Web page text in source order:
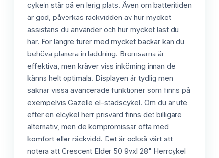
cykeln står på en lerig plats. Även om batteritiden
är god, påverkas räckvidden av hur mycket
assistans du använder och hur mycket last du
har. För längre turer med mycket backar kan du
behöva planera in laddning. Bromsarna är
effektiva, men kräver viss inkörning innan de
känns helt optimala. Displayen är tydlig men
saknar vissa avancerade funktioner som finns på
exempelvis Gazelle el-stadscykel. Om du är ute
efter en elcykel herr prisvärd finns det billigare
alternativ, men de kompromissar ofta med
komfort eller räckvidd. Det är också värt att
notera att Crescent Elder 50 9vxl 28" Herrcykel